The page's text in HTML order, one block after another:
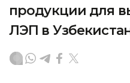
продукции для
ЛЭП в